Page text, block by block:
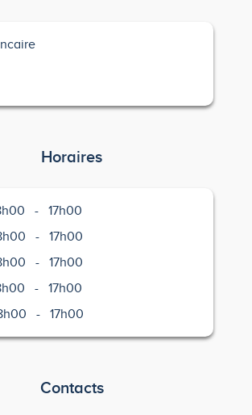
Horaires
-
17h00
-
17h00
-
17h00
-
17h00
- 17h00
Contacts